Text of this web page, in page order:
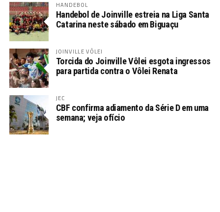
HANDEBOL
Handebol de Joinville estreia na Liga Santa
Catarina neste sábado em Biguaçu
JOINVILLE VÔLEI
Torcida do Joinville Vôlei esgota ingressos
para partida contra o Vôlei Renata
JEC
CBF confirma adiamento da Série D em uma
semana; veja ofício